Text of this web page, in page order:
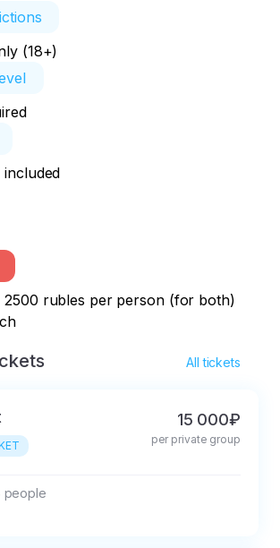
(18+)
2500 rubles per person (for both)
All tickets
15 000₽
per private group
people